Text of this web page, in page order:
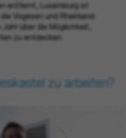
entfernt, Luxemburg ist
Vogesen und Rheinland-
über die Möglichkeit,
zu entdecken.
zu arbeiten?